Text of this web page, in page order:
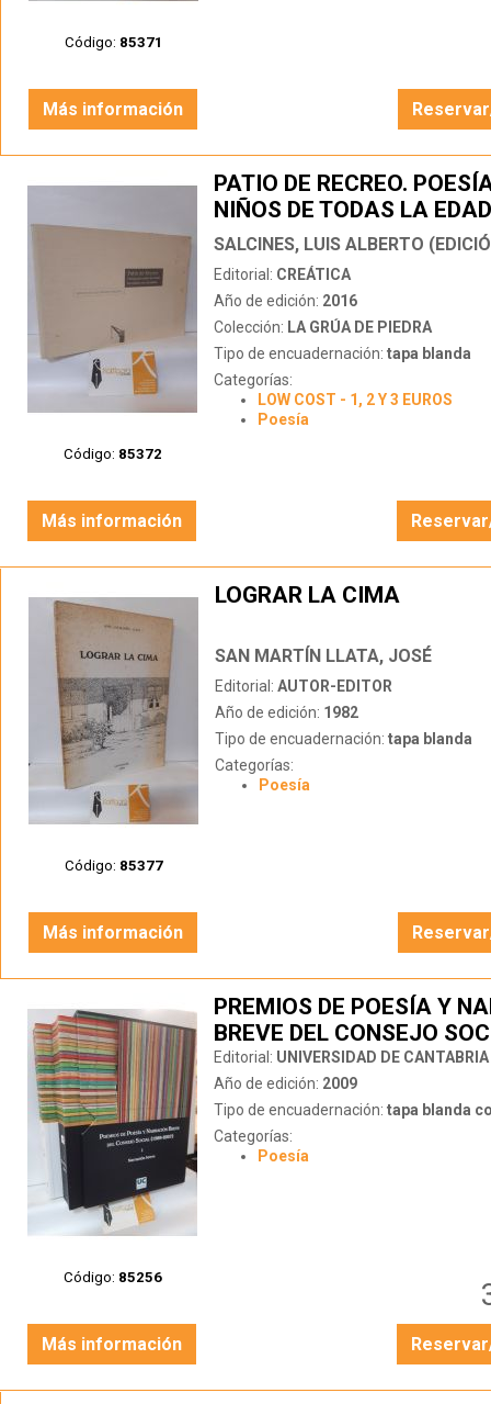
Código: 85371
Más información
Código: 85372
PATIO DE RECREO.
NIÑOS DE TODAS LA
CANTABRIA
SALCINES, LUIS ALBERTO
Editorial: CREÁTICA
Año de edición: 2016
Colección: LA GRÚA DE PIEDRA
Tipo de encuadernación: tapa blanda
Categorías:
LOW COST - 1, 2 Y 3 EUROS
Poesía
Más información
Código: 85377
LOGRAR LA CIMA
SAN MARTÍN LLATA, JOSÉ
Editorial: AUTOR-EDITOR
Año de edición: 1982
Tipo de encuadernación: tapa blanda
Categorías:
Poesía
Más información
Código: 85256
PREMIOS DE POESÍA Y
BREVE DEL CONSEJO
(1989-2007) I
Editorial: UNIVERSIDAD DE CANTABRIA
Año de edición: 2009
Tipo de encuadernación: tapa blanda
Categorías:
Poesía
Más información